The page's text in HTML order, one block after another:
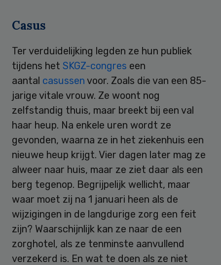
Casus
Ter verduidelijking legden ze hun publiek
tijdens het SKGZ-congres een
aantal casussen voor. Zoals die van een 85-
jarige vitale vrouw. Ze woont nog
zelfstandig thuis, maar breekt bij een val
haar heup. Na enkele uren wordt ze
gevonden, waarna ze in het ziekenhuis een
nieuwe heup krijgt. Vier dagen later mag ze
alweer naar huis, maar ze ziet daar als een
berg tegenop. Begrijpelijk wellicht, maar
waar moet zij na 1 januari heen als de
wijzigingen in de langdurige zorg een feit
zijn? Waarschijnlijk kan ze naar de een
zorghotel, als ze tenminste aanvullend
verzekerd is. En wat te doen als ze niet